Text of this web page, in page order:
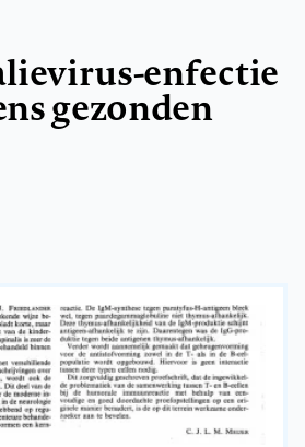
enfectie
gezonden